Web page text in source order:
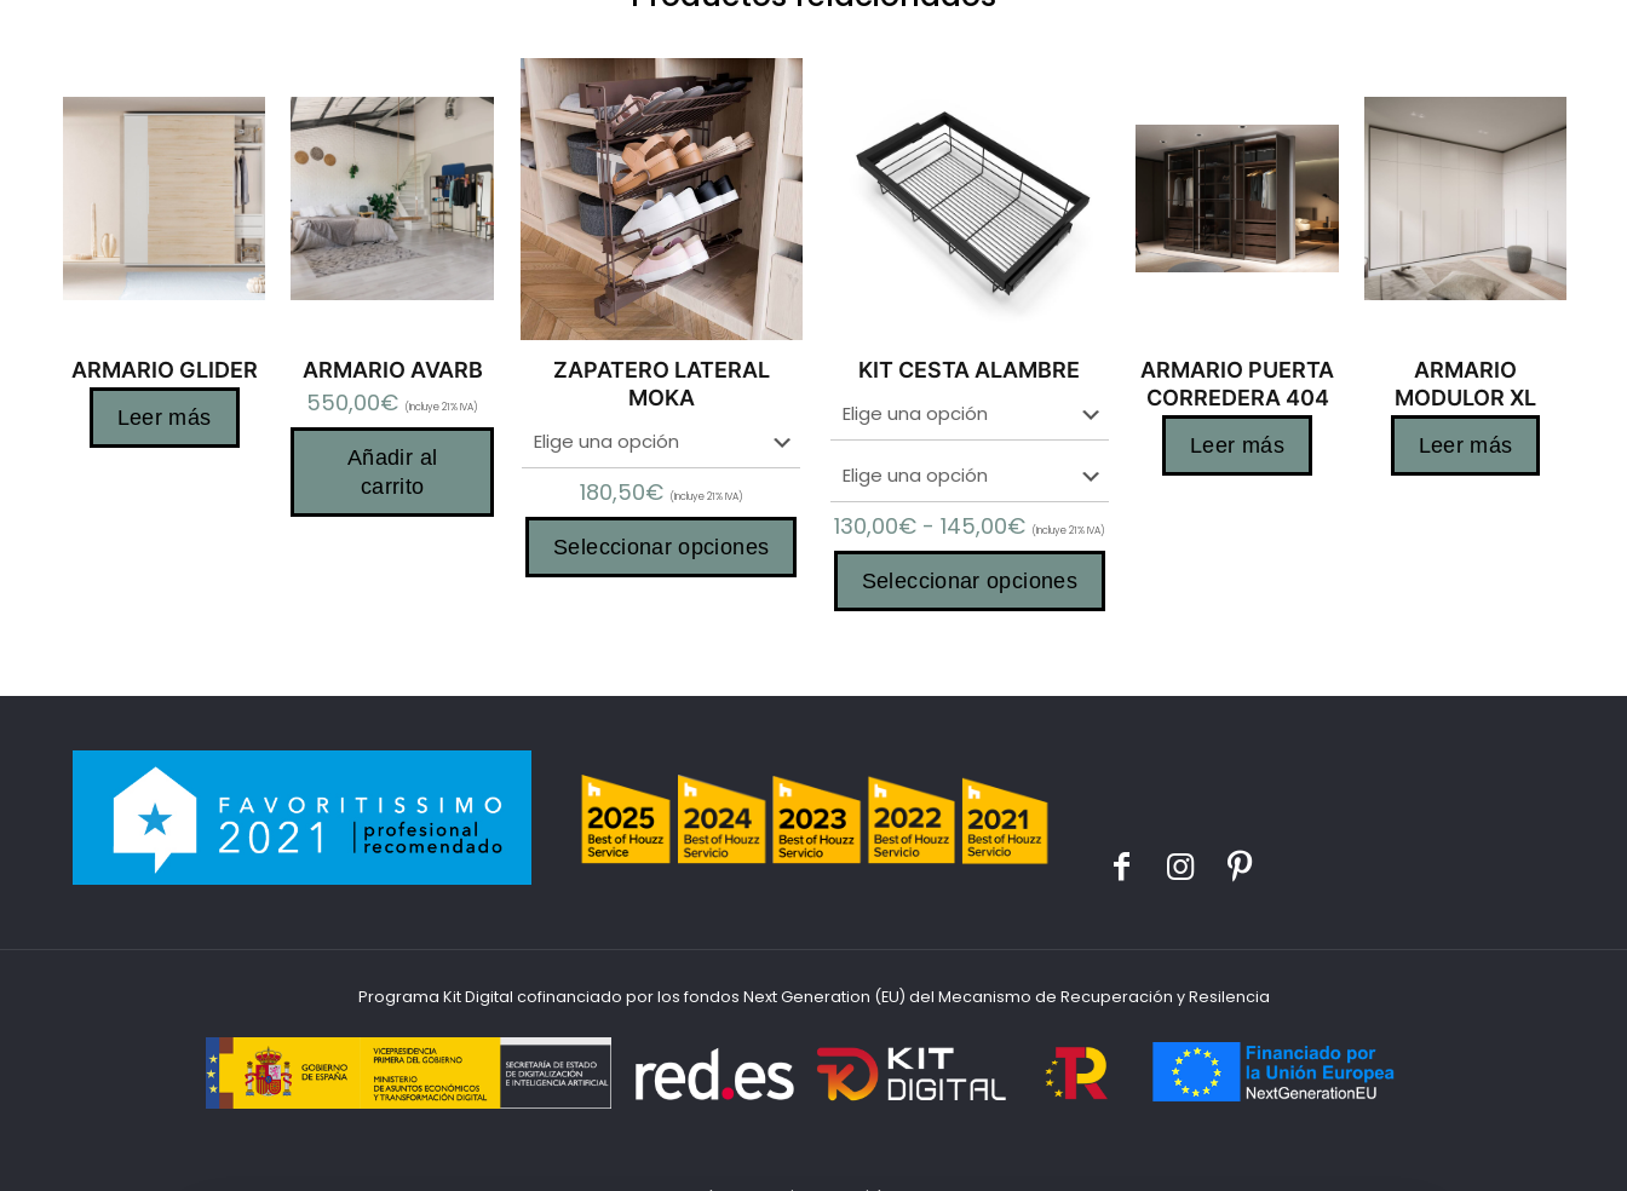
ARMARIO GLIDER
Leer más
ARMARIO AVARB
550,00€ (Incluye 21% IVA)
Añadir al
carrito
ZAPATERO LATERAL
MOKA
180,50€ (Incluye 21% IVA)
Seleccionar opciones
KIT CESTA ALAMBRE
130,00€ - 145,00€ (Incluye 21% IVA)
Seleccionar opciones
ARMARIO PUERTA
CORREDERA 404
Leer más
ARMARIO
MODULOR XL
Leer más
Programa Kit Digital cofinanciado por los fondos Next Generation (EU) del Mecanismo de Recuperación y Resilencia